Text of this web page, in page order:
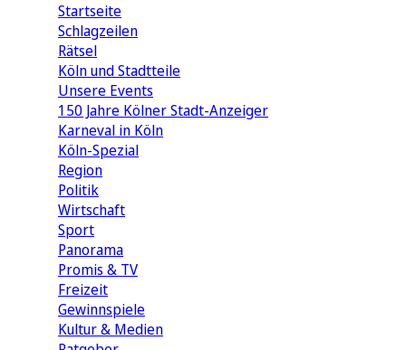
Startseite
Schlagzeilen
Rätsel
Köln und Stadtteile
Unsere Events
150 Jahre Kölner Stadt-Anzeiger
Karneval in Köln
Köln-Spezial
Region
Politik
Wirtschaft
Sport
Panorama
Promis & TV
Freizeit
Gewinnspiele
Kultur & Medien